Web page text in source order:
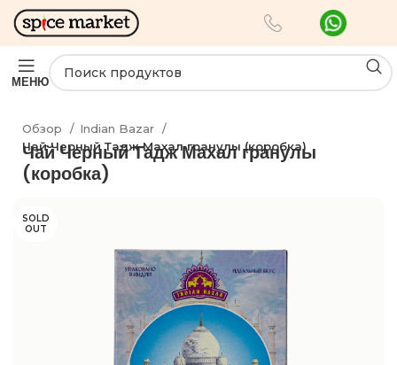
МЕНЮ
Обзор
Indian Bazar
Чай Черный Тадж Махал гранулы (коробка)
Чай Черный Тадж Махал гранулы
(коробка)
SOLD
OUT